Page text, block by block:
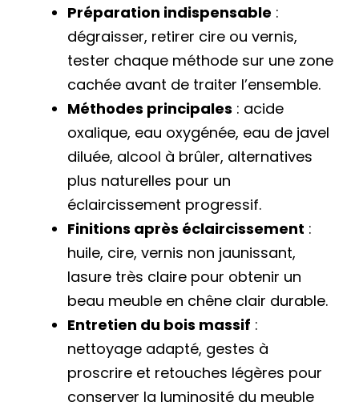
Préparation indispensable :
dégraisser, retirer cire ou vernis,
tester chaque méthode sur une zone
cachée avant de traiter l’ensemble.
Méthodes principales : acide
oxalique, eau oxygénée, eau de javel
diluée, alcool à brûler, alternatives
plus naturelles pour un
éclaircissement progressif.
Finitions après éclaircissement :
huile, cire, vernis non jaunissant,
lasure très claire pour obtenir un
beau meuble en chêne clair durable.
Entretien du bois massif :
nettoyage adapté, gestes à
proscrire et retouches légères pour
conserver la luminosité du meuble